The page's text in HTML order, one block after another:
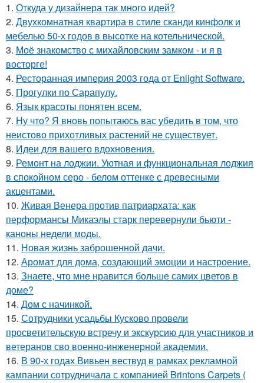
1. Откуда у дизайнера так много идей?
2. Двухкомнатная квартира в стиле сканди кинфолк и
мебелью 50-х годов в высотке на котельнической.
3. Моё знакомство с михайловским замком - и я в
восторге!
4. Ресторанная империя 2003 года от Enlight Software.
5. Прогулки по Сарапулу.
6. Язык красоты понятен всем.
7. Ну что? Я вновь попытаюсь вас убедить в том, что
неистово прихотливых растений не существует.
8. Идеи для вашего вдохновения.
9. Ремонт на лоджии. Уютная и функциональная лоджия
в спокойном серо - белом оттенке с древесными
акцентами.
10. Живая Венера против патриархата: как
перформансы Микаэлы старк перевернули бьюти -
каноны недели моды.
11. Новая жизнь заброшенной дачи.
12. Аромат для дома, создающий эмоции и настроение.
13. Знаете, что мне нравится больше самих цветов в
доме?
14. Дом с начинкой.
15. Сотрудники усадьбы Кусково провели
просветительскую встречу и экскурсию для участников и
ветеранов сво военно-инженерной академии.
16. В 90-х годах Вивьен вествуд в рамках рекламной
кампании сотрудничала с компанией Brintons Carpets (